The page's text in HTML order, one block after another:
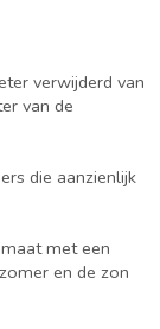
verwijderd van
van de
die aanzienlijk
met een
en de zon